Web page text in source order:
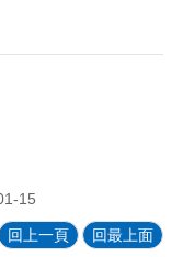
15
回上一頁 回最上面